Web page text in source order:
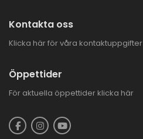
Kontakta oss
Klicka här för våra kontaktuppgifter
Öppettider
För aktuella öppettider klicka här